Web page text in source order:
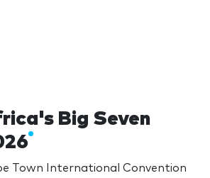
Big Seven
Town International Convention